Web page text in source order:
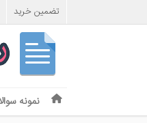
تضمین خرید
Menu
to content
نمونه